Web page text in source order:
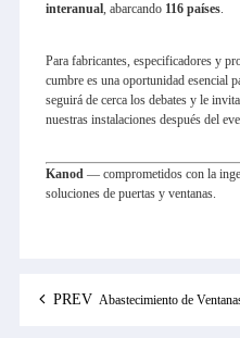
interanual, abarcando 116 países.
Para fabricantes, especificadores y
cumbre es una oportunidad esencial
seguirá de cerca los debates y le
nuestras instalaciones después del
Kanod— comprometidos con la
soluciones de puertas y ventanas.
PREV